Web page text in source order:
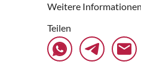
Weitere Informationen
Teilen